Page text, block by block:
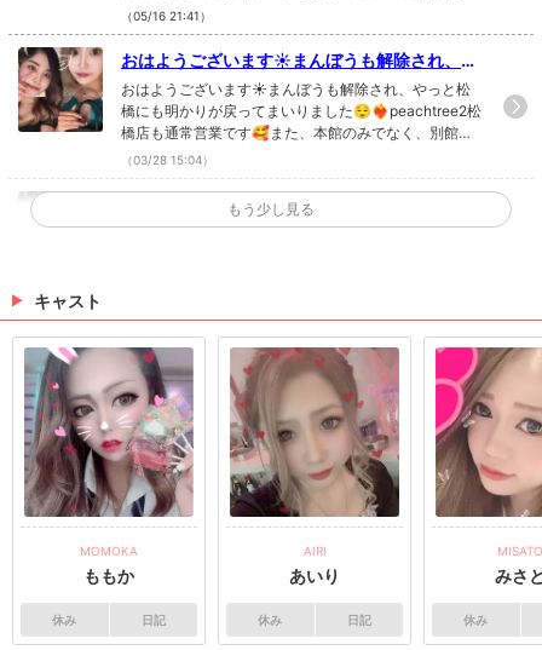
すとスムーズに入店できると思われます✨お手数お掛
け致しますが宜しくお願い致します‼️本日も21時より元
気にオープン💕キャスト、スタッフ一同皆様の御来店
を心よりお待ちしております☺️#熊本 #熊本キャバク
ラ #キャバクラ#ポケパラ #ポケパラ九州 #ポケパラ掲
載店#飲み屋 #宇城市 #松橋店#ピーチツリー松橋店 #p
eachtree2#可愛い #楽しい #安い#出勤情報 #キャスト
情報#キャスト募集 #ボーイ募集#本日も皆様の御来店
心よりお待ちしております
（05/16 21:41）
おはようございます☀️まんぼうも解除され、や
っと松橋にも明かりが戻ってまいりまし...
おはようございます☀️まんぼうも解除され、やっと松
橋にも明かりが戻ってまいりました😌❤️‍🔥peachtree2松
橋店も通常営業です🥰また、本館のみでなく、別館の
ご利用も可能となりました🥴💫団体様のご予約もお待
ちしております‼️また引き続き、コロナ対策を徹底して
営業を行います🥺検温、アルコール消毒、マスク着用
にご協力下さいませ😌キャストやスタッフのフェイス
い #安い#出勤情報 #キャスト情報#キャスト募集 #ボ
ーイ募集#raimu #momoka#本日も皆様の御来店心より
お待ちしております
（03/28 15:04）
おはようございます☀️まんぼうも解除され、や
っと松橋にも明かりが戻ってまいりまし...
おはようございます☀️まんぼうも解除され、やっと松
ちしております‼️また引き続き、コロナ対策を徹底して
営業を行います🥺検温、アルコール消毒、マスク着用
にご協力下さいませ😌キャストやスタッフのフェイス
ガード、マスクの着用もご了承ください😭本日も21時
より元気に営業致しますので是非✨お越しくださいま
せ😊#熊本 #熊本キャバクラ #キャバクラ#ポケパラ #
ポケパラ九州 #ポケパラ掲載店#飲み屋 #宇城市 #松橋
店#ピーチツリー松橋店 #peachtree2#可愛い #楽し
い #安い#出勤情報 #キャスト情報#キャスト募集 #ボ
ーイ募集#raimu #momoka#本日も皆様の御来店心より
おはようございます☀️まんぼうも解除され、や
っと松橋にも明かりが戻ってまいりまし...
おはようございます☀️まんぼうも解除され、やっと松
橋にも明かりが戻ってまいりました😌❤️‍🔥peachtree2松
橋店も通常営業です🥰また、本館のみでなく、別館の
ご利用も可能となりました🥴💫団体様のご予約もお待
ちしております‼️また引き続き、コロナ対策を徹底して
営業を行います🥺検温、アルコール消毒、マスク着用
にご協力下さいませ😌キャストやスタッフのフェイス
ガード、マスクの着用もご了承ください😭本日も21時
より元気に営業致しますので是非✨お越しくださいま
せ😊#熊本 #熊本キャバクラ #キャバクラ#ポケパラ #
店#ピーチツリー松橋店 #peachtree2#可愛い #楽し
い #安い#出勤情報 #キャスト情報#キャスト募集 #ボ
（03/25 15:02）
ホットニュース一覧を見る
もう少し見る
キャスト
MOMOKA
ももか
休み 日記
AIRI
あいり
休み 日記
MISATO
みさ
休み